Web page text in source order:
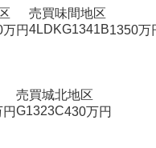
万円
売買味間地区
4LDKG1341B1350万
売買城北地区
G1323C430万円